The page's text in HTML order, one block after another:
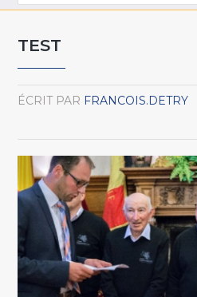
TEST
ÉCRIT PAR FRANCOIS.DETRY